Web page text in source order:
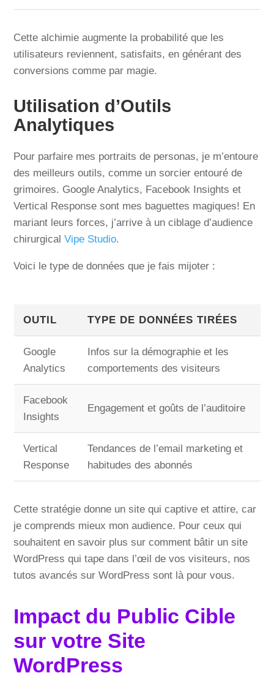
Cette alchimie augmente la probabilité que les
utilisateurs reviennent, satisfaits, en générant des
conversions comme par magie.
Utilisation d’Outils
Analytiques
Pour parfaire mes portraits de personas, je m’entoure
des meilleurs outils, comme un sorcier entouré de
grimoires. Google Analytics, Facebook Insights et
Vertical Response sont mes baguettes magiques! En
mariant leurs forces, j’arrive à un ciblage d’audience
chirurgicalVipe Studio.
Voici le type de données que je fais mijoter :
OUTIL TYPE DE DONNÉES TIRÉES
Google
Analytics
Infos sur la démographie et les
comportements des visiteurs
Facebook
Insights
Engagement et goûts de l’auditoire
Vertical
Response
Tendances de l’email marketing et
habitudes des abonnés
Cette stratégie donne un site qui captive et attire, car
je comprends mieux mon audience. Pour ceux qui
souhaitent en savoir plus sur comment bâtir un site
WordPress qui tape dans l’œil de vos visiteurs, nos
tutos avancés sur WordPress sont là pour vous.
Impact du Public Cible
sur votre Site
WordPress